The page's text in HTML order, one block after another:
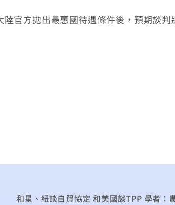
官方拋出最惠國待遇條件後，預期談判
和星、紐談自貿協定 和美國談TPP 學者：